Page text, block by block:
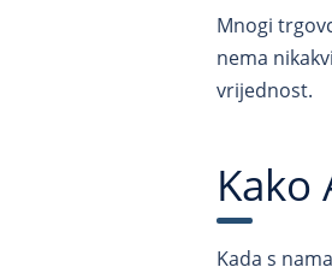
Mnogi
nema
vrijednost.
Kako
Kada s